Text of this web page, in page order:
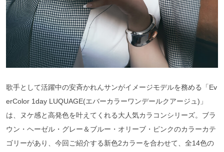
歌手として活躍中の安斉かれんサンがイメージモデルを務める「Ev
erColor 1day LUQUAGE(エバーカラーワンデールクアージュ)」
は、ヌケ感と高発色を叶えてくれる大人気カラコンシリーズ。ブラ
ウン・ヘーゼル・グレー＆ブルー・オリーブ・ピンクのカラーカテ
ゴリーがあり、今回ご紹介する新色2カラーを合わせて、全14色の